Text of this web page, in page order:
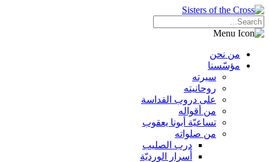
من نحن
مؤسّسنا
سيرته
روحانيته
على دروب القداسة
من أقواله
تساعيّة أبونا يعقوب
من صلواته
درب الصليب
أسرار الورديّة